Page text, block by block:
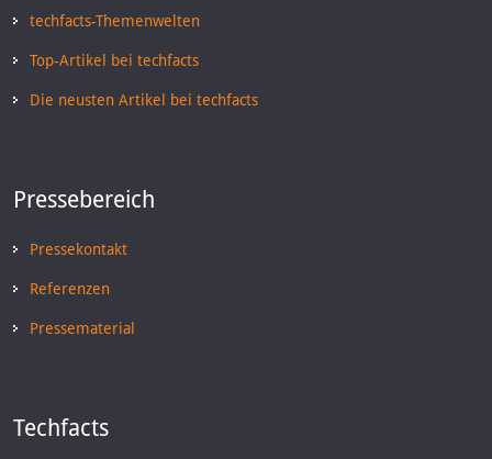
techfacts-Themenwelten
Top-Artikel bei techfacts
Die neusten Artikel bei techfacts
Pressebereich
Pressekontakt
Referenzen
Pressematerial
Techfacts